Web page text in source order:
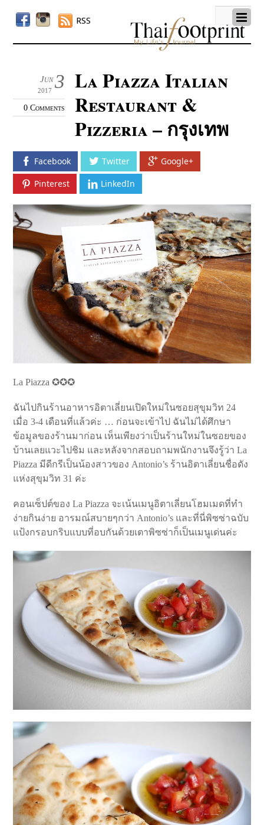
RSS
3
Jun
2017
0 Comments
La Piazza Italian
Restaurant &
Pizzeria – กรุงเทพ
Facebook Twitter Google+
Pinterest LinkedIn
La Piazza ✪✪✪
ฉันไปกินร้านอาหารอิตาเลี่ยนเปิดใหม่ในซอยสุขุมวิท 24
เมื่อ 3-4 เดือนที่แล้วค่ะ … ก่อนจะเข้าไป ฉันไม่ได้ศึกษา
ข้อมูลของร้านมาก่อน เห็นเพียงว่าเป็นร้านใหม่ในซอยของ
บ้านเลยแวะไปชิม และหลังจากสอบถามพนักงานจึงรู้ว่า La
Piazza มีดีกรีเป็นน้องสาวของ Antonio’s ร้านอิตาเลี่ยนชื่อดัง
แห่งสุขุมวิท 31 ค่ะ
คอนเซ็ปต์ของ La Piazza จะเน้นเมนูอิตาเลี่ยนโฮมเมดที่ทำ
ง่ายกินง่าย อารมณ์สบายๆกว่า Antonio’s และที่นี่พิซซ่าฉบับ
แป้งกรอบกริบแบบที่อบกันด้วยเตาพิซซ่าก็เป็นเมนูเด่นค่ะ